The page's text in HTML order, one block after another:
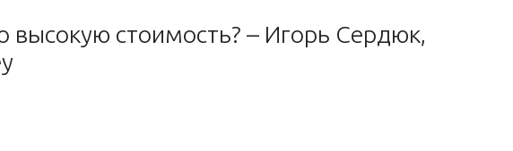
высокую стоимость? – Игорь Сердюк,